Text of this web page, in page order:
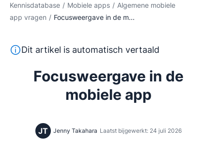
Kennisdatabase
Neem contact op met het ondersteuningsteam
Kennisdatabase / Mobiele apps / Algemene mobiele
app vragen / Focusweergave in de m...
Deze tekst is automatisch vertaald uit het Engels,
Dit artikel is automatisch vertaald
Focusweergave in de
mobiele app
JT Jenny Takahara Laatst bijgewerkt: 24 juli 2026